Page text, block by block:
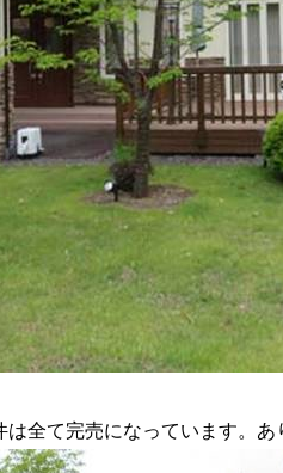
全て完売になっています。あ